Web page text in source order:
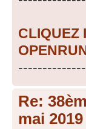
CLIQUEZ
Re:
mai 2019